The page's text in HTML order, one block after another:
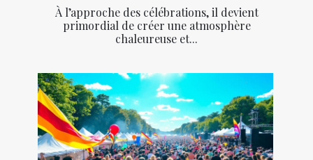
À l’approche des célébrations, il devient
primordial de créer une atmosphère
chaleureuse et...